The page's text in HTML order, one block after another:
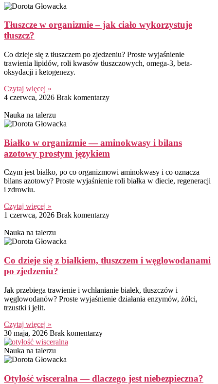
Tłuszcze w organizmie – jak ciało wykorzystuje
tłuszcz?
Co dzieje się z tłuszczem po zjedzeniu? Proste wyjaśnienie
trawienia lipidów, roli kwasów tłuszczowych, omega-3, beta-
oksydacji i ketogenezy.
Czytaj więcej »
4 czerwca, 2026 Brak komentarzy
Nauka na talerzu
Białko w organizmie — aminokwasy i bilans
azotowy prostym językiem
Czym jest białko, po co organizmowi aminokwasy i co oznacza
bilans azotowy? Proste wyjaśnienie roli białka w diecie, regeneracji
i zdrowiu.
Czytaj więcej »
1 czerwca, 2026 Brak komentarzy
Nauka na talerzu
Co dzieje się z białkiem, tłuszczem i węglowodanami
po zjedzeniu?
Jak przebiega trawienie i wchłanianie białek, tłuszczów i
węglowodanów? Proste wyjaśnienie działania enzymów, żółci,
trzustki i jelit.
Czytaj więcej »
30 maja, 2026 Brak komentarzy
Nauka na talerzu
Otyłość wisceralna — dlaczego jest niebezpieczna?